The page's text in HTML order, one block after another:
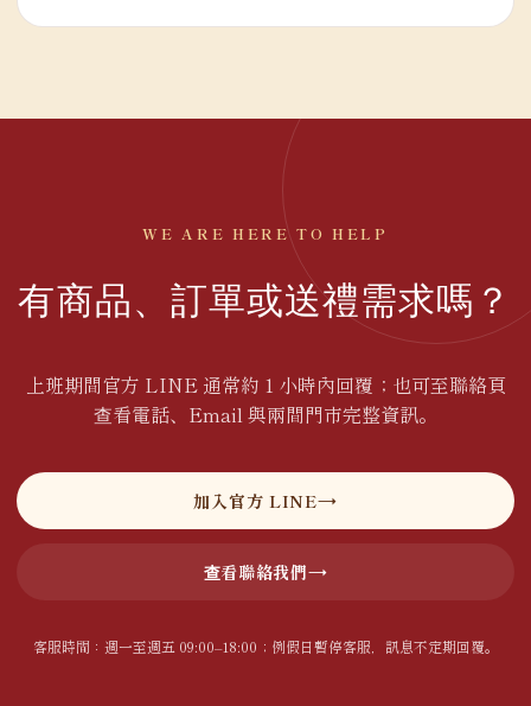
WE ARE HERE TO HELP
有商品、訂單或送禮需求嗎？
上班期間官方 LINE 通常約 1 小時內回覆；也可至聯絡頁
查看電話、Email 與兩間門市完整資訊。
加入官方 LINE
查看聯絡我們
客服時間：週一至週五 09:00–18:00；例假日暫停客服，訊息不定期回覆。